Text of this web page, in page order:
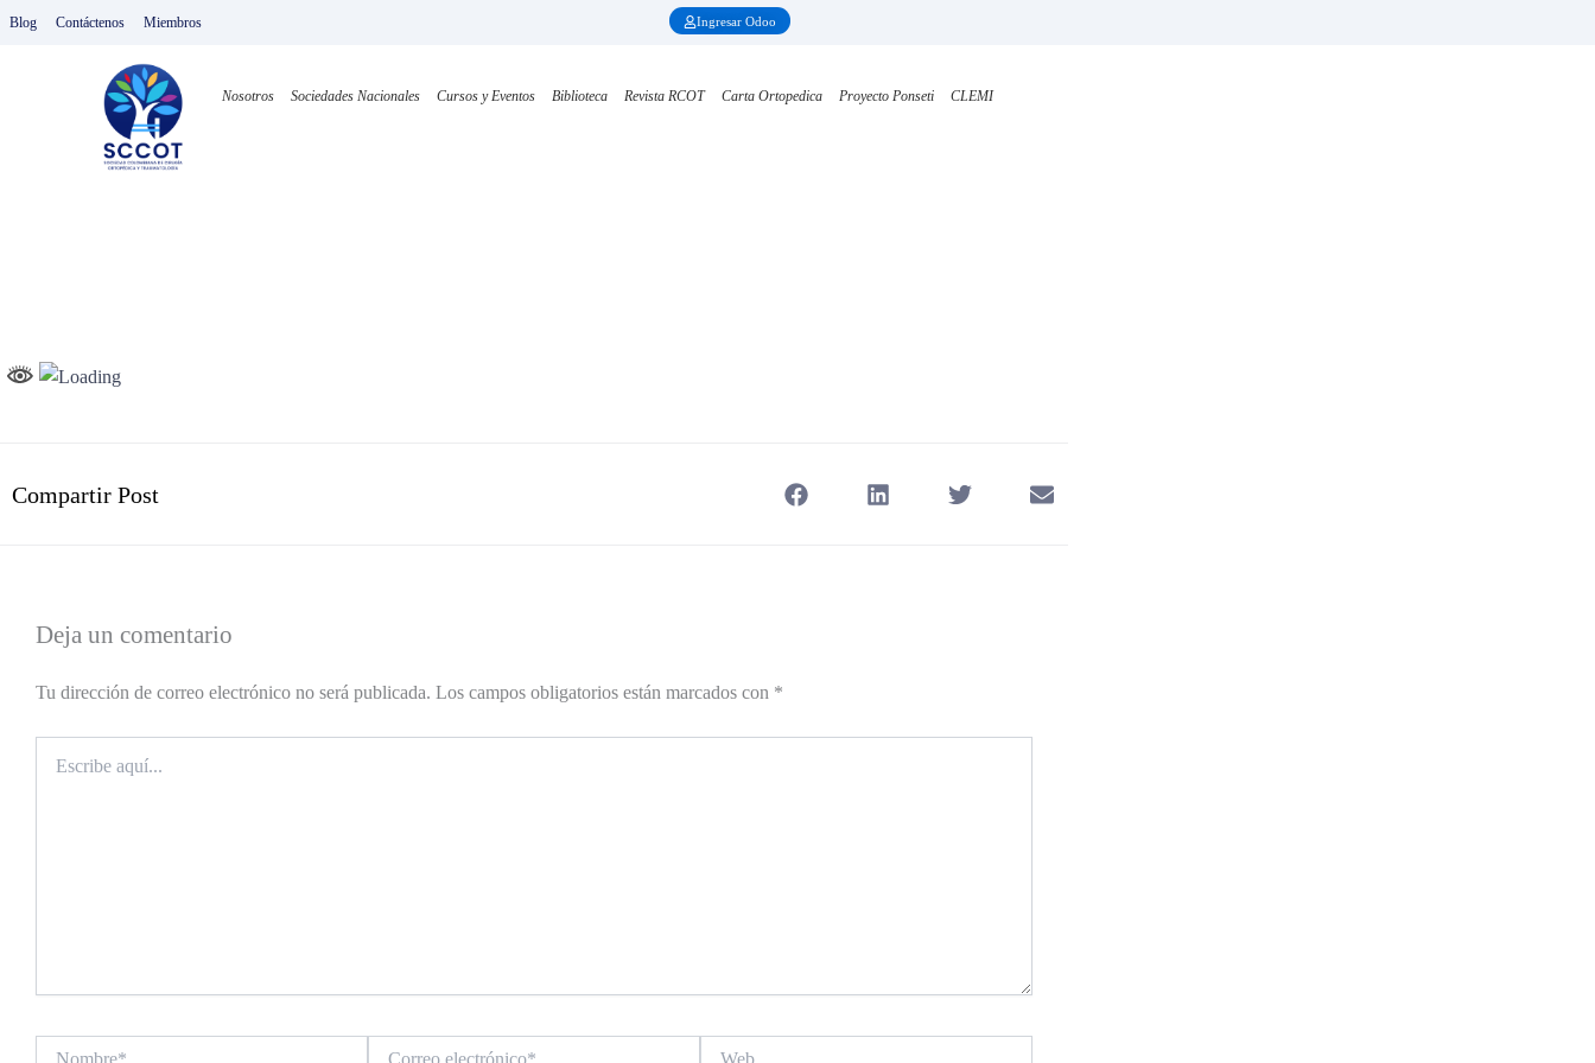
IrBlog Contáctenos Miembros Ingresar Odoo
Nosotros Sociedades Nacionales Cursos y Eventos Biblioteca Revista RCOT Carta Ortopedica Proyecto Ponseti CLEMI
Compartir Post
Deja un comentario
Tu dirección de correo electrónico no será publicada. Los campos obligatorios están marcados con *
aquí...